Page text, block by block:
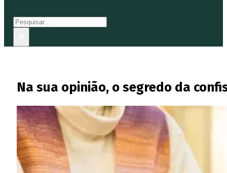
Pesquisar
Na sua opinião, o segredo da